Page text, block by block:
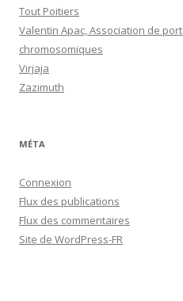
Tout Poitiers
Valentin Apac, Association de
chromosomiques
Virjaja
Zazimuth
MÉTA
Connexion
Flux des publications
Flux des commentaires
Site de WordPress-FR